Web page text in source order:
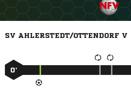
SV AHLERSTEDT/OTTENDORF V
0’